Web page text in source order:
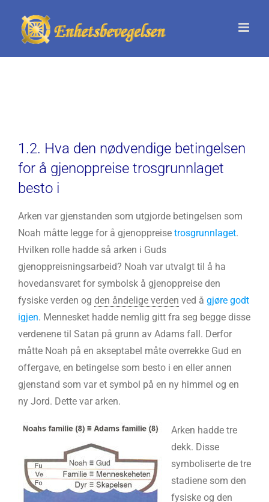
content
1.2. Hva den nødvendige betingelsen
for å gjenoppreise trosgrunnlaget
besto i
Arken var gjenstanden som utgjorde betingelsen som
Noah måtte legge for å gjenoppreise trosgrunnlaget.
Hvilken rolle hadde så arken i Guds
gjenoppreisningsarbeid? Noah var utvalgt til å ha
hovedansvaret for symbolsk å gjenoppreise den
fysiske verden og den åndelige verden ved å gjøre godt
igjen. Mennesket hadde nemlig gitt fra seg begge disse
verdenene til Satan på grunn av Adams fall. Derfor
måtte Noah på en akseptabel måte overrekke Gud en
offergave, en betingelse som besto i en eller annen
gjenstand som var et symbol på en ny himmel og en
ny Jord. Dette var arken.
Arken hadde tre
dekk. Disse
symboliserte de tre
stadiene som den
fysiske og den